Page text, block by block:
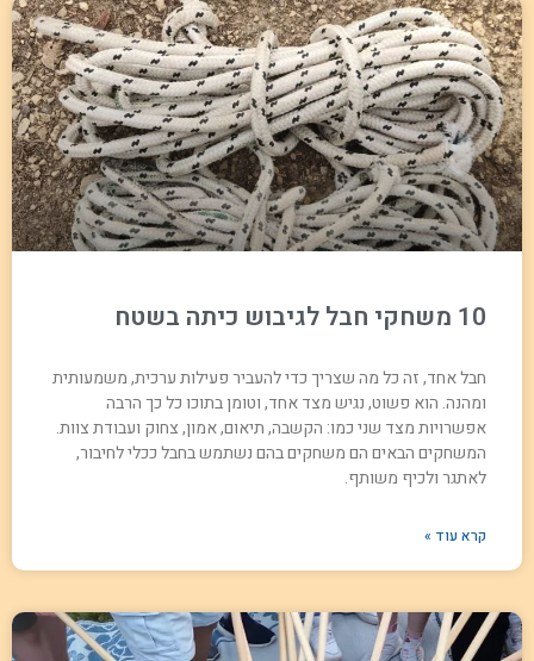
10 משחקי חבל לגיבוש כיתה בשטח
חבל אחד, זה כל מה שצריך כדי להעביר פעילות ערכית, משמעותית
ומהנה. הוא פשוט, נגיש מצד אחד, וטומן בתוכו כל כך הרבה
אפשרויות מצד שני כמו: הקשבה, תיאום, אמון, צחוק ועבודת צוות.
המשחקים הבאים הם משחקים בהם נשתמש בחבל ככלי לחיבור,
לאתגר ולכיף משותף.
קרא עוד »